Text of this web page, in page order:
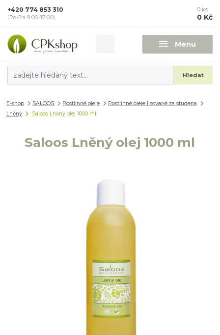
Menu
Hledat
+420 774 853 310
(Po-Pá 9:00-17:00)
0 ks
0 Kč
E-shop SALOOS Rostlinné oleje
Rostlinné oleje lisované za studena
Lněný
Saloos Lněný olej 1000 ml
Saloos Lněný olej 1000 ml